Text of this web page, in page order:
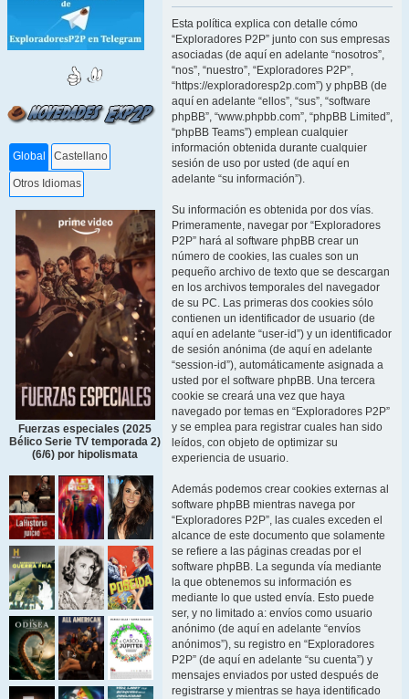
Global Castellano
Otros Idiomas
Fuerzas especiales (2025
Bélico Serie TV temporada 2)
(6/6) por hipolismata
Esta política explica con detalle cómo
“Exploradores P2P” junto con sus empresas
asociadas (de aquí en adelante “nosotros”,
“nos”, “nuestro”, “Exploradores P2P”,
“https://exploradoresp2p.com”) y phpBB (de
aquí en adelante “ellos”, “sus”, “software
phpBB”, “www.phpbb.com”, “phpBB Limited”,
“phpBB Teams”) emplean cualquier
información obtenida durante cualquier
sesión de uso por usted (de aquí en
adelante “su información”).
Su información es obtenida por dos vías.
Primeramente, navegar por “Exploradores
P2P” hará al software phpBB crear un
número de cookies, las cuales son un
pequeño archivo de texto que se descargan
en los archivos temporales del navegador
de su PC. Las primeras dos cookies sólo
contienen un identificador de usuario (de
aquí en adelante “user-id”) y un identificador
de sesión anónima (de aquí en adelante
“session-id”), automáticamente asignada a
usted por el software phpBB. Una tercera
cookie se creará una vez que haya
navegado por temas en “Exploradores P2P”
y se emplea para registrar cuales han sido
leídos, con objeto de optimizar su
experiencia de usuario.
Además podemos crear cookies externas al
software phpBB mientras navega por
“Exploradores P2P”, las cuales exceden el
alcance de este documento que solamente
se refiere a las páginas creadas por el
software phpBB. La segunda vía mediante
la que obtenemos su información es
mediante lo que usted envía. Esto puede
ser, y no limitado a: envíos como usuario
anónimo (de aquí en adelante “envíos
anónimos”), su registro en “Exploradores
P2P” (de aquí en adelante “su cuenta”) y
mensajes enviados por usted después de
registrarse y mientras se haya identificado